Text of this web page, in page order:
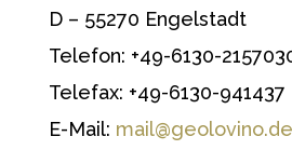
D – 55270 Engelstadt
Telefon: +49-6130-
Telefax: +49-6130-941437
E-Mail: mail@geolovino.de